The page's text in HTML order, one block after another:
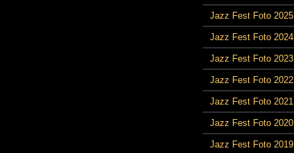
Jazz Fest Foto 2025
Jazz Fest Foto 2024
Jazz Fest Foto 2023
Jazz Fest Foto 2022
Jazz Fest Foto 2021
Jazz Fest Foto 2020
Jazz Fest Foto 2019